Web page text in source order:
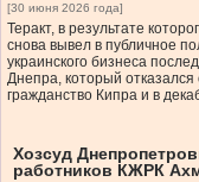
[30 июня 2026 года]
Теракт, в результате
снова вывел в публичное
украинского бизнеса
Днепра, который отказался
гражданство Кипра и в
Хозсуд
работников КЖРК